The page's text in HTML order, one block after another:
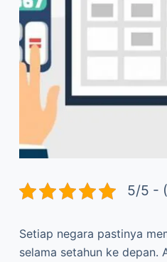
5/5 -
Setiap negara pastinya
selama setahun ke depan.